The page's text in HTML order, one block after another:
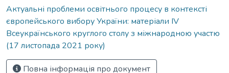
Актуальні проблеми освітнього процесу в контексті
європейського вибору України: матеріали ІV
Всеукраїнського круглого столу з міжнародною участю
(17 листопада 2021 року)
Повна інформація про документ